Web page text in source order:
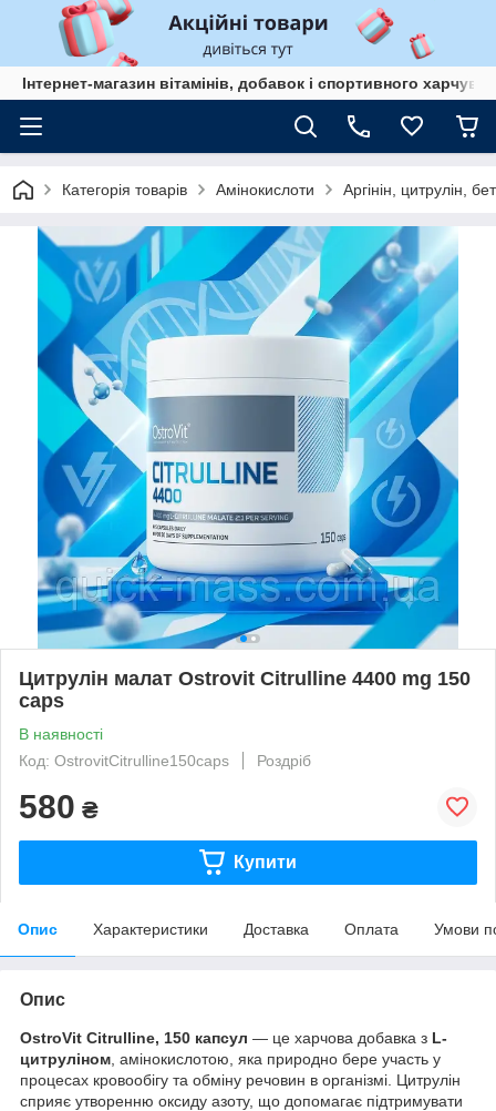
Інтернет-магазин вітамінів, добавок і спортивного
Категорія товарів Амінокислоти Аргінін, цитрулін,
Цитрулін малат Ostrovit Citrulline 4400 mg 150
caps
В наявності
Код: OstrovitCitrulline150caps
Роздріб
580 ₴
Купити
Опис Характеристики Доставка Оплата Умови
Опис
OstroVit Citrulline, 150 капсул — це харчова добавка з L-
цитруліном , амінокислотою, яка природно бере участь у
процесах кровообігу та обміну речовин в організмі. Цитрулін
сприяє утворенню оксиду азоту, що допомагає підтримувати